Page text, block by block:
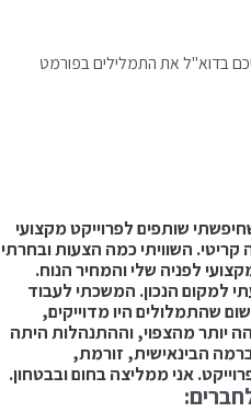
בדוא"ל את התמלילים בפורמט
שותפים לפרוייקט מקצועי
השוויתי כמה הצעות ובחרתי
לפניה שלי והמחיר הנוח.
למקום הנכון. המשכתי לעבוד
שהתמלולים היו מדוייקים,
יותר מהצפוי, וההתנהלות היתה
הבינאישית, זורמת,
אני ממליצה בחום ובבטחון.